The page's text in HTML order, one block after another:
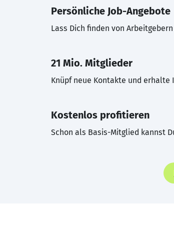
Persönliche Job-Angebote
Lass Dich finden von
21 Mio. Mitglieder
Knüpf neue Kontakte und erhalte
Kostenlos profitieren
Schon als Basis-Mitglied kannst